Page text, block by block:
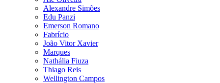
Alexandre Simões
Edu Panzi
Emerson Romano
Fabrício
João Vitor Xavier
Marques
Nathália Fiuza
Thiago Reis
Wellington Campos